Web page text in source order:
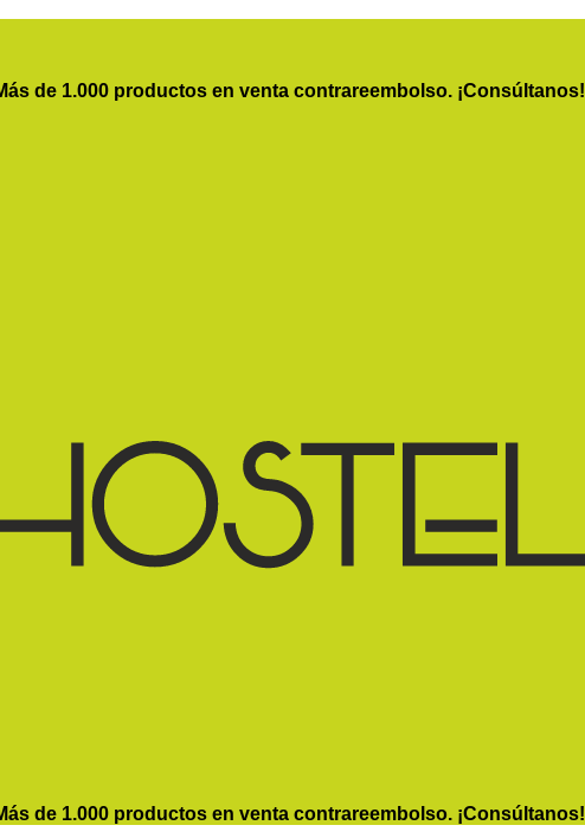
de 1.000 productos en venta contrareembolso. ¡Consúltanos!
de 1.000 productos en venta contrareembolso. ¡Consúltanos!